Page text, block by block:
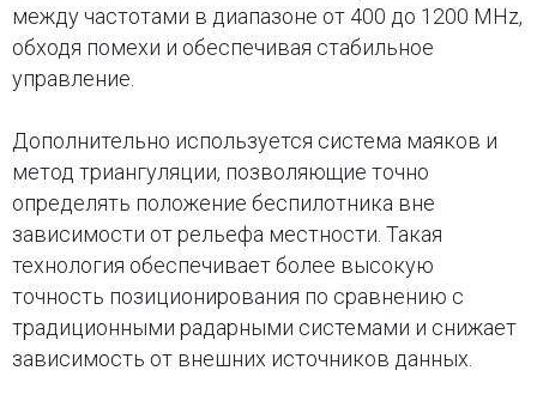
между частотами в диапазоне от 400 до 1200 MHz,
обходя помехи и обеспечивая стабильное
управление.
Дополнительно используется система маяков и
метод триангуляции, позволяющие точно
определять положение беспилотника вне
зависимости от рельефа местности. Такая
технология обеспечивает более высокую
точность позиционирования по сравнению с
традиционными радарными системами и снижает
зависимость от внешних источников данных.